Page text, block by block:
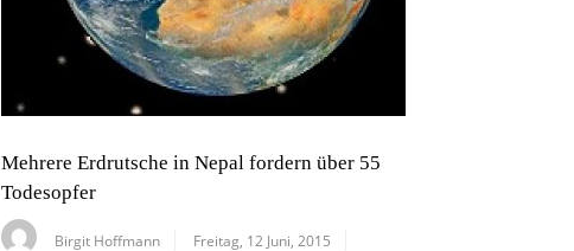
Mehrere Erdrutsche in Nepal fordern über 55
Todesopfer
Birgit Hoffmann Freitag, 12 Juni, 2015